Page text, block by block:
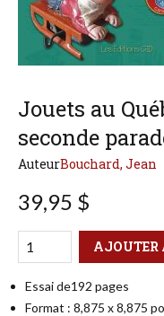
Jouets au
seconde
AuteurBouchard, Jean
39,95 $
Qté
Format AJOUTER
Essai de192 pages
Format : 8,875 x 8,875